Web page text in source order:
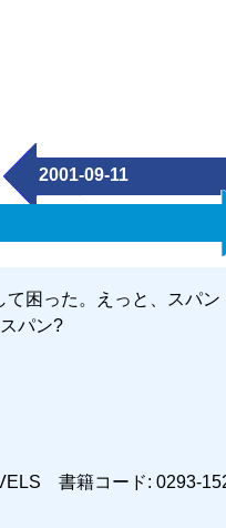
2001-09-11
困った。えっと、スパ
パン?
書籍コード: 0293-